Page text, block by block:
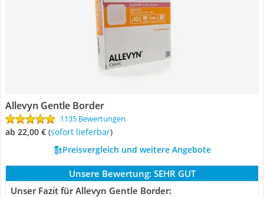
Allevyn Gentle Border
1135 Bewertungen
ab 22,00 € ( Sofort lieferbar)
Preisvergleich und weitere Angebote
Unsere Bewertung: SEHR GUT
Unser Fazit für Allevyn Gentle Border: